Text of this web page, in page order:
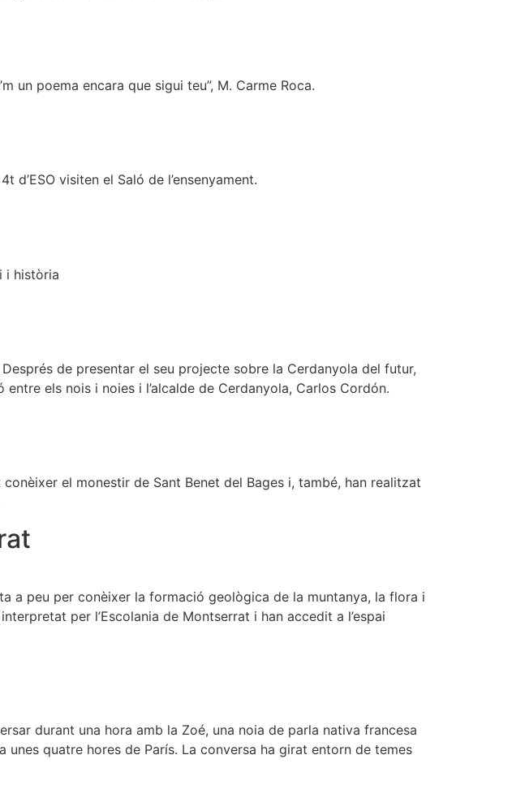
un poema encara que sigui teu”, M. Carme Roca.
visiten el Saló de l’ensenyament.
i història
Després de presentar el seu projecte sobre la Cerdanyola del futur,
els nois i noies i l’alcalde de Cerdanyola, Carlos Cordón.
conèixer el monestir de Sant Benet del Bages i, també, han realitzat
a peu per conèixer la formació geològica de la muntanya, la flora i
per l’Escolania de Montserrat i han accedit a l’espai
durant una hora amb la Zoé, una noia de parla nativa francesa
quatre hores de París. La conversa ha girat entorn de temes